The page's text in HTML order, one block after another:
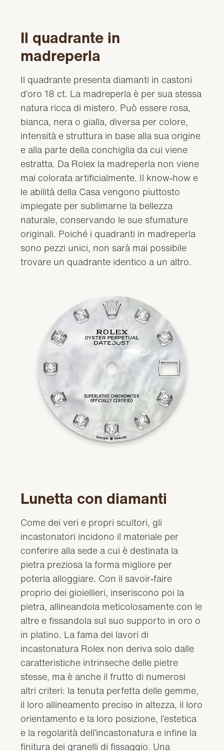
Il quadrante in
madreperla
Il quadrante presenta diamanti in castoni
d’oro 18 ct. La madreperla è per sua stessa
natura ricca di mistero. Può essere rosa,
bianca, nera o gialla, diversa per colore,
intensità e struttura in base alla sua origine
e alla parte della conchiglia da cui viene
estratta. Da Rolex la madreperla non viene
mai colorata artificialmente. Il know‑how e
le abilità della Casa vengono piuttosto
impiegate per sublimarne la bellezza
naturale, conservando le sue sfumature
originali. Poiché i quadranti in madreperla
sono pezzi unici, non sarà mai possibile
trovare un quadrante identico a un altro.
Lunetta con diamanti
Come dei veri e propri scultori, gli
incastonatori incidono il materiale per
conferire alla sede a cui è destinata la
pietra preziosa la forma migliore per
poterla alloggiare. Con il savoir‑faire
proprio dei gioiellieri, inseriscono poi la
pietra, allineandola meticolosamente con le
altre e fissandola sul suo supporto in oro o
in platino. La fama dei lavori di
incastonatura Rolex non deriva solo dalle
caratteristiche intrinseche delle pietre
stesse, ma è anche il frutto di numerosi
altri criteri: la tenuta perfetta delle gemme,
il loro allineamento preciso in altezza, il loro
orientamento e la loro posizione, l’estetica
e la regolarità dell’incastonatura e infine la
finitura dei granelli di fissaggio. Una